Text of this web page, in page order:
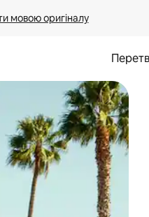
мовою оригіналу